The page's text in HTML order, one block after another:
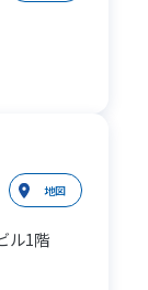
地図
ル1階